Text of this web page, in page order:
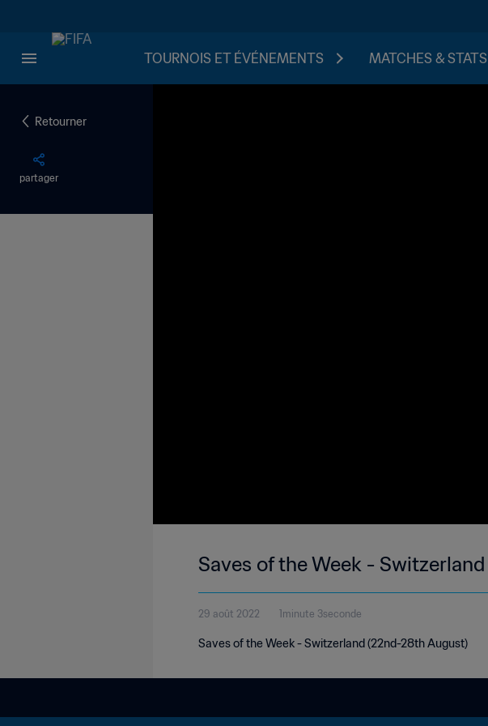
TOURNOIS ET ÉVÉNEMENTS MATCHES & STATS
Retourner
partager
Saves of the Week - Switzerland
29 août 2022 1minute 3seconde
Saves of the Week - Switzerland (22nd-28th August)